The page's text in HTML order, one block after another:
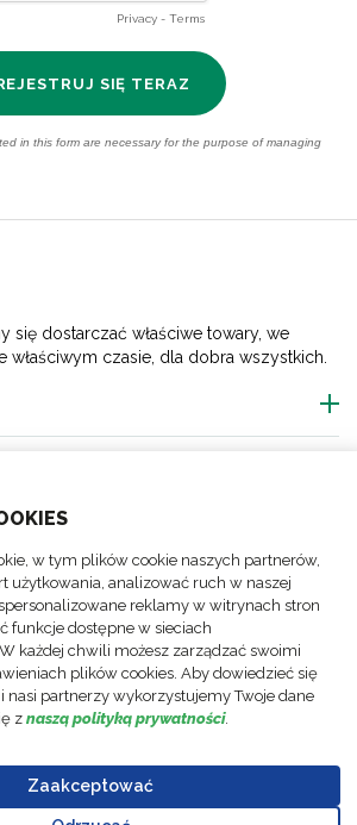
w tym plików cookie naszych partnerów,
użytkowania, analizować ruch w naszej
reklamy w witrynach stron
funkcje dostępne w sieciach
każdej chwili możesz zarządzać swoimi
plików cookies. Aby dowiedzieć się
nasi partnerzy wykorzystujemy Twoje dane
z naszą polityką prywatności.
Zaakceptować
się dostarczać właściwe towary, we
właściwym czasie, dla dobra wszystkich.